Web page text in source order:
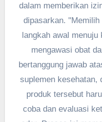
dalam memberikan
dipasarkan.
langkah awal
mengawasi obat
bertanggung jawab
suplemen kesehatan,
produk tersebut
coba dan evaluasi